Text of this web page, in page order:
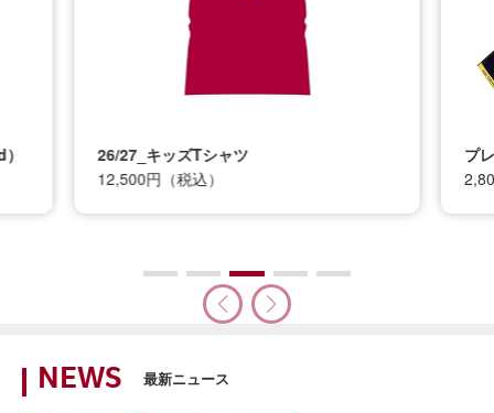
プレイヤータオルマフラー(1st)
2,800円（税込）
NEWS 最新ニュース